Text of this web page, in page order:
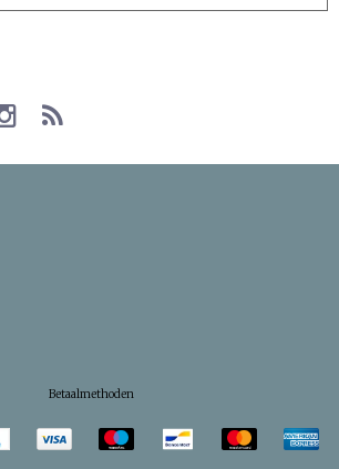
Betaalmethoden